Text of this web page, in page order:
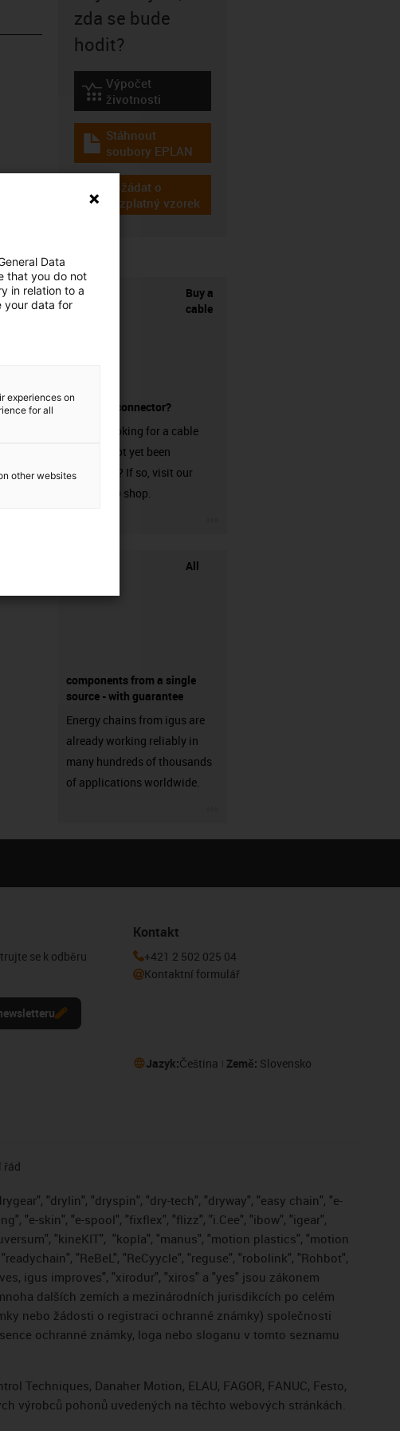
zda se bude
hodit?
igus-icon-lebensdauerrechner
Výpočet
životnosti
igus-icon-download-plan
Stáhnout
soubory EPLAN
igus-icon-gratismuster
Požádat o
bezplatný vzorek
Buy a
cable
without a connector?
Are you looking for a cable
that has not yet been
harnessed? If so, visit our
chainflex® shop.
All
components from a single
source - with guarantee
Energy chains from igus are
already working reliably in
many hundreds of thousands
of applications worldwide.
se k odběru
Kontakt
+421 2 502 025 04
Kontaktní formulář
Jazyk:Čeština Země: Slovensko
řád
"drylin", "dryspin", "dry-tech", "dryway", "easy chain", "e-
"e-skin", "e-spool", "fixflex", "flizz", "i.Cee", "ibow", "igear",
"kineKIT", "kopla", "manus", "motion plastics", "motion
"ReBeL", "ReCyycle", "reguse", "robolink", "Rohbot",
igus improves", "xirodur", "xiros" a "yes" jsou zákonem
dalších zemích a mezinárodních jurisdikcích po celém
nebo žádosti o registraci ochranné známky) společnosti
ochranné známky, loga nebo sloganu v tomto seznamu
Techniques, Danaher Motion, ELAU, FAGOR, FANUC, Festo,
výrobců pohonů uvedených na těchto webových stránkách.
Data
that you do not
in relation to a
your data for
experiences on
for all
other websites